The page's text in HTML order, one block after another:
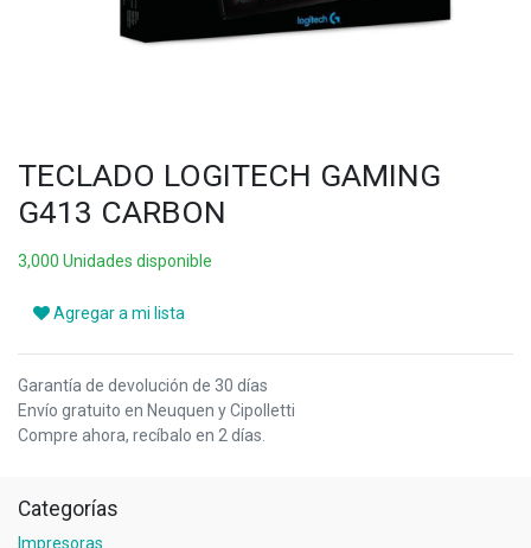
TECLADO LOGITECH GAMING
G413 CARBON
3,000 Unidades disponible
Agregar a mi lista
Garantía de devolución de 30 días
Envío gratuito en Neuquen y Cipolletti
Compre ahora, recíbalo en 2 días.
Categorías
Impresoras